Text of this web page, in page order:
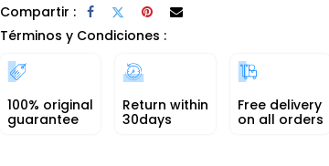
Compartir :
Términos y Condiciones :
100% original
guarantee
Return within
30days
Free delivery
on all orders